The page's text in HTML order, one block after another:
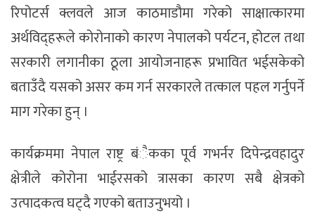
रिपोटर्स क्लवले आज काठमाडौमा गरेको साक्षात्कारमा
अर्थविद्हरूले कोरोनाको कारण नेपालको पर्यटन, होटल तथा
सरकारी लगानीका ठूला आयोजनाहरू प्रभावित भईसकेको
बताउँदै यसको असर कम गर्न सरकारले तत्काल पहल गर्नुपर्ने
माग गरेका हुन् ।
कार्यक्रममा नेपाल राष्ट्र बंैकका पूर्व गभर्नर दिपेन्द्रवहादुर
क्षेत्रीले कोरोना भाईरसको त्रासका कारण सबै क्षेत्रको
उत्पादकत्व घट्दै गएको बताउनुभयो ।